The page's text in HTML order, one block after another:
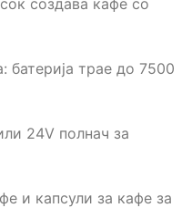
создава кафе со
батерија трае до 7500
24V полнач за
и капсули за кафе за